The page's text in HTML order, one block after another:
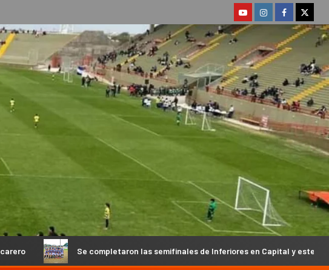
Se completaron las semifinales de Inferiores en Capital y este domingo se conocerá